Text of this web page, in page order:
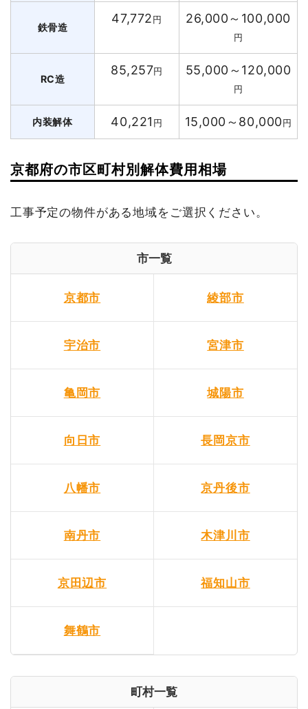
鉄骨造
47,772円 26,000～100,000
円
RC造
85,257円 55,000～120,000
円
内装解体 40,221 円 15,000～80,000円
京都府の市区町村別解体費用相場
工事予定の物件がある地域をご選択ください。
市一覧
京都市 綾部市
宇治市 宮津市
亀岡市 城陽市
向日市 長岡京市
八幡市 京丹後市
南丹市 木津川市
京田辺市 福知山市
舞鶴市
町村一覧